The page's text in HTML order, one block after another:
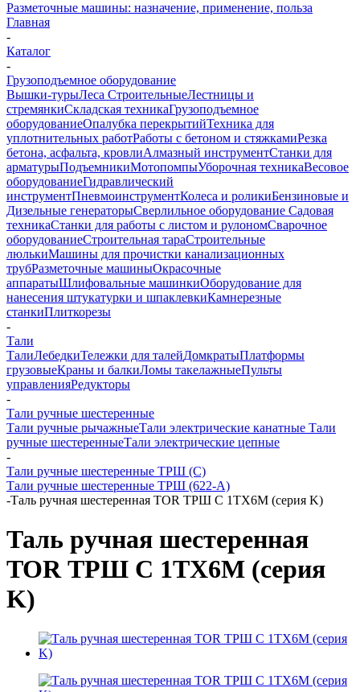
Разметочные машины: назначение, применение, польза
Главная
-
Каталог
-
Грузоподъемное оборудование
Вышки-турыЛеса СтроительныеЛестницы и
стремянкиСкладская техникаГрузоподъемное
оборудованиеОпалубка перекрытийТехника для
уплотнительных работРаботы с бетоном и стяжкамиРезка
бетона, асфальта, кровлиАлмазный инструментСтанки для
арматурыПодъемникиМотопомпыУборочная техникаВесовое
оборудованиеГидравлический
инструментПневмоинструментКолеса и роликиБензиновые и
Дизельные генераторыСверлильное оборудование Садовая
техникаСтанки для работы с листом и рулономСварочное
оборудованиеСтроительная тараСтроительные
люлькиМашины для прочистки канализационных
трубРазметочные машиныОкрасочные
аппаратыШлифовальные машинкиОборудование для
нанесения штукатурки и шпаклевкиКамнерезные
станкиПлиткорезы
-
Тали
ТалиЛебедкиТележки для талейДомкратыПлатформы
грузовыеКраны и балкиЛомы такелажныеПульты
управленияРедукторы
-
Тали ручные шестеренные
Тали ручные рычажныеТали электрические канатные Тали
ручные шестеренныеТали электрические цепные
-
Тали ручные шестеренные ТРШ (С)
Тали ручные шестеренные ТРШ (622-A)
-Таль ручная шестеренная TOR ТРШ C 1ТХ6М (серия K)
Таль ручная шестеренная
TOR ТРШ C 1ТХ6М (серия
K)